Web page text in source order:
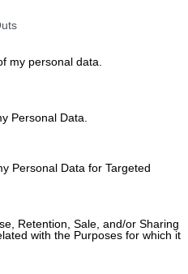
my personal data.
Personal Data.
Personal Data for Targeted
Retention, Sale, and/or Sharing
with the Purposes for which it
Limo Cola-Sinaasappelmix
daarmee een schot in de roos.
mixdrank smaakt het
over dit bier?
Du willst